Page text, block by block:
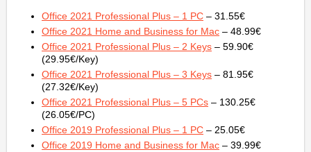
Office 2021 Professional Plus – 1 PC – 31.55€
Office 2021 Home and Business for Mac – 48.99€
Office 2021 Professional Plus – 2 Keys – 59.90€
(29.95€/Key)
Office 2021 Professional Plus – 3 Keys – 81.95€
(27.32€/Key)
Office 2021 Professional Plus – 5 PCs – 130.25€
(26.05€/PC)
Office 2019 Professional Plus – 1 PC – 25.05€
Office 2019 Home and Business for Mac – 39.99€